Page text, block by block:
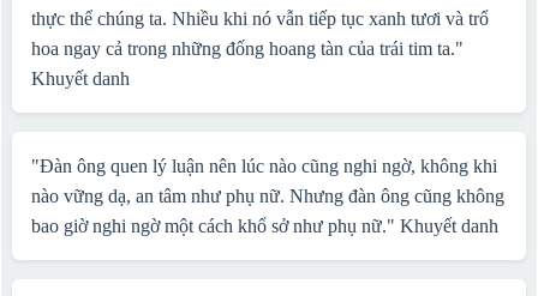
thực thể chúng ta. Nhiều khi nó vẫn tiếp tục xanh tươi và trổ
hoa ngay cả trong những đống hoang tàn của trái tim ta."
Khuyết danh
"Đàn ông quen lý luận nên lúc nào cũng nghi ngờ, không khi
nào vững dạ, an tâm như phụ nữ. Nhưng đàn ông cũng không
bao giờ nghi ngờ một cách khổ sở như phụ nữ." Khuyết danh